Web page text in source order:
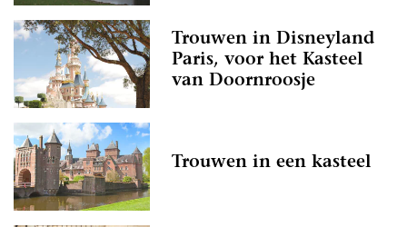
Trouwen in Disneyland
Paris, voor het Kasteel
van Doornroosje
Trouwen in een kasteel